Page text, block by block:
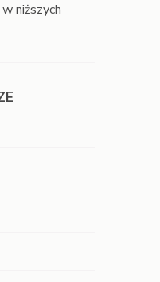
niższych